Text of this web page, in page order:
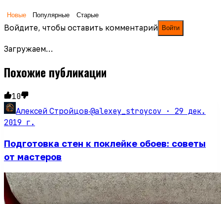
Новые Популярные Старые
Войдите, чтобы оставить комментарий Войти
Загружаем…
Похожие публикации
10
Алексей Стройцов·@alexey_stroycov · 29 дек.
2019 г.
Подготовка стен к поклейке обоев: советы
от мастеров